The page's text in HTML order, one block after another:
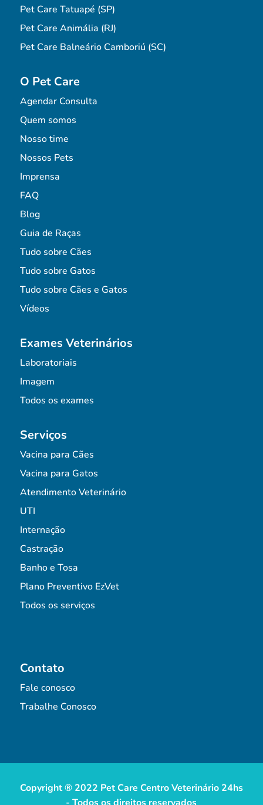
Pet Care Tatuapé (SP)
Pet Care Animália (RJ)
Pet Care Balneário Camboriú (SC)
O Pet Care
Agendar Consulta
Quem somos
Nosso time
Nossos Pets
Imprensa
FAQ
Blog
Guia de Raças
Tudo sobre Cães
Tudo sobre Gatos
Tudo sobre Cães e Gatos
Vídeos
Exames Veterinários
Laboratoriais
Imagem
Todos os exames
Serviços
Vacina para Cães
Vacina para Gatos
Atendimento Veterinário
UTI
Internação
Castração
Banho e Tosa
Plano Preventivo EzVet
Todos os serviços
Contato
Fale conosco
Trabalhe Conosco
Copyright ® 2022 Pet Care Centro Veterinário 24hs